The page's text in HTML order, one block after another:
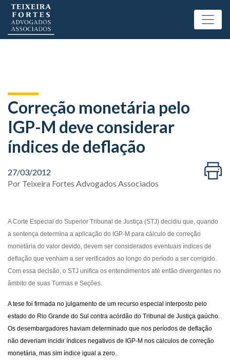
Correção monetária pelo
IGP-M deve considerar
índices de deflação
27/03/2012
Por Teixeira Fortes Advogados Associados
A Corte Especial do Superior Tribunal de Justiça (STJ) decidiu que, quando
a sentença determina a aplicação do IGP-M para cálculo de correção
monetária do valor devido, devem ser considerados eventuais índices de
deflação que venham a ser verificados ao longo do período a ser corrigido.
Com essa decisão, o STJ unifica os entendimentos até então divergentes no
âmbito de suas Turmas e Seções.
A tese foi firmada no julgamento de um recurso especial interposto pelo
estado do Rio Grande do Sul contra acórdão do Tribunal de Justiça gaúcho.
Os desembargadores haviam determinado que nos períodos de deflação
não deveriam incidir índices negativos de IGP-M nos cálculos de correção
monetária, mas sim índice igual a zero.